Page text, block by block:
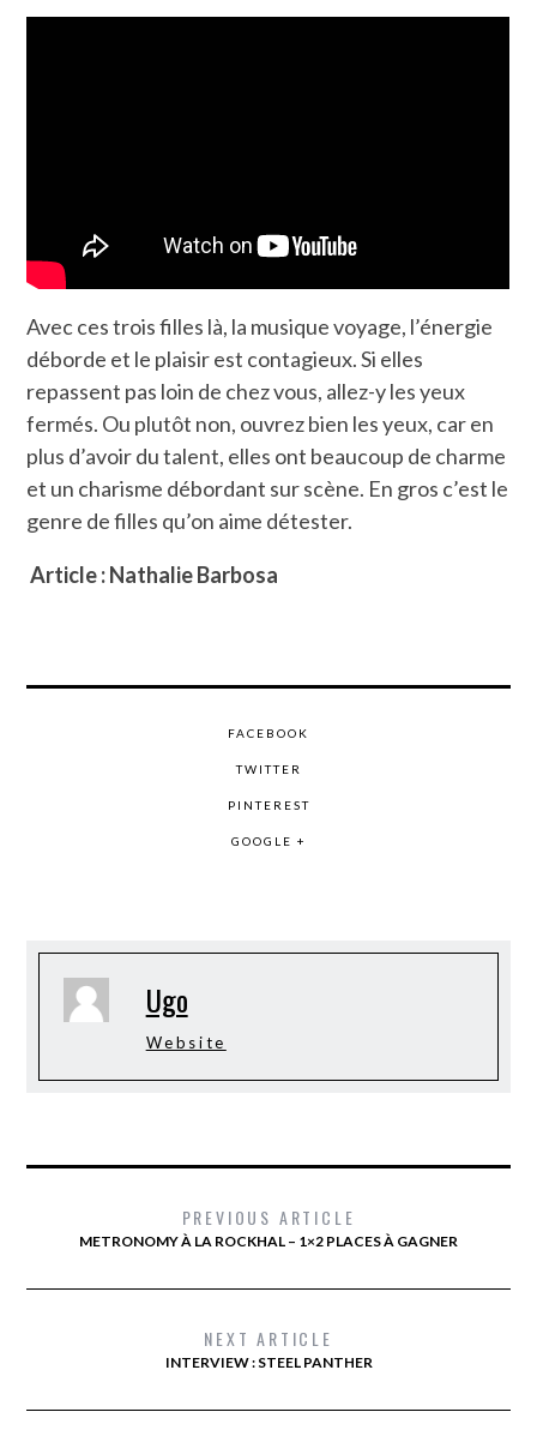
Avec ces trois filles là, la musique voyage, l’énergie
déborde et le plaisir est contagieux. Si elles
repassent pas loin de chez vous, allez-y les yeux
fermés. Ou plutôt non, ouvrez bien les yeux, car en
plus d’avoir du talent, elles ont beaucoup de charme
et un charisme débordant sur scène. En gros c’est le
genre de filles qu’on aime détester.
Article : Nathalie Barbosa
FACEBOOK
TWITTER
PINTEREST
GOOGLE +
Ugo
Website
PREVIOUS ARTICLE
METRONOMY À LA ROCKHAL – 1×2 PLACES À GAGNER
NEXT ARTICLE
INTERVIEW : STEEL PANTHER